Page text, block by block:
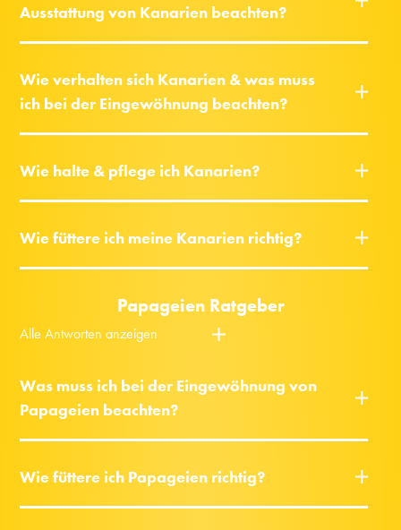
Ausstattung von Kanarien beachten?
Wie verhalten sich Kanarien & was muss
ich bei der Eingewöhnung beachten?
Wie halte & pflege ich Kanarien?
Wie füttere ich meine Kanarien richtig?
Papageien Ratgeber
Alle Antworten anzeigen
Was muss ich bei der Eingewöhnung von
Papageien beachten?
Wie füttere ich Papageien richtig?